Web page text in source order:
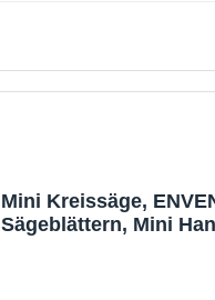
Mini Kreissäge,
Sägeblättern, Mini